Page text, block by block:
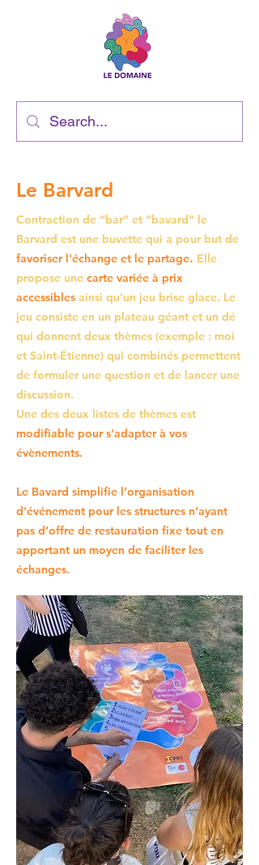
Le Barvard
Contraction de “bar” et “bavard” le
Barvard est une buvette qui a pour but de
favoriser l'échange et le partage. Elle
propose une carte variée à prix
accessibles ainsi qu'un jeu brise glace. Le
jeu consiste en un plateau géant et un dé
qui donnent deux thèmes (exemple : moi
et Saint-Étienne) qui combinés permettent
de formuler une question et de lancer une
discussion.
Une des deux listes de thèmes est
modifiable pour s'adapter à vos
évènements.
Le Bavard simplifie l’organisation
d'événement pour les structures n’ayant
pas d’offre de restauration fixe tout en
apportant un moyen de faciliter les
échanges.